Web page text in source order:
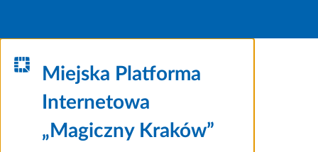
Miejska Platforma
Internetowa
„Magiczny Kraków”